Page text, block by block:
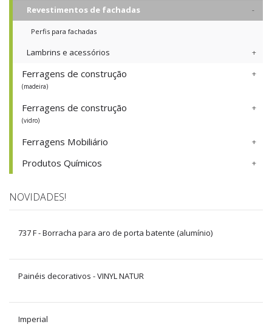
Revestimentos de fachadas
Perfis para fachadas
Lambrins e acessórios
Ferragens de construção
(madeira)
Ferragens de construção
(vidro)
Ferragens Mobiliário
Produtos Químicos
NOVIDADES!
737 F - Borracha para aro de porta batente (alumínio)
Painéis decorativos - VINYL NATUR
Imperial